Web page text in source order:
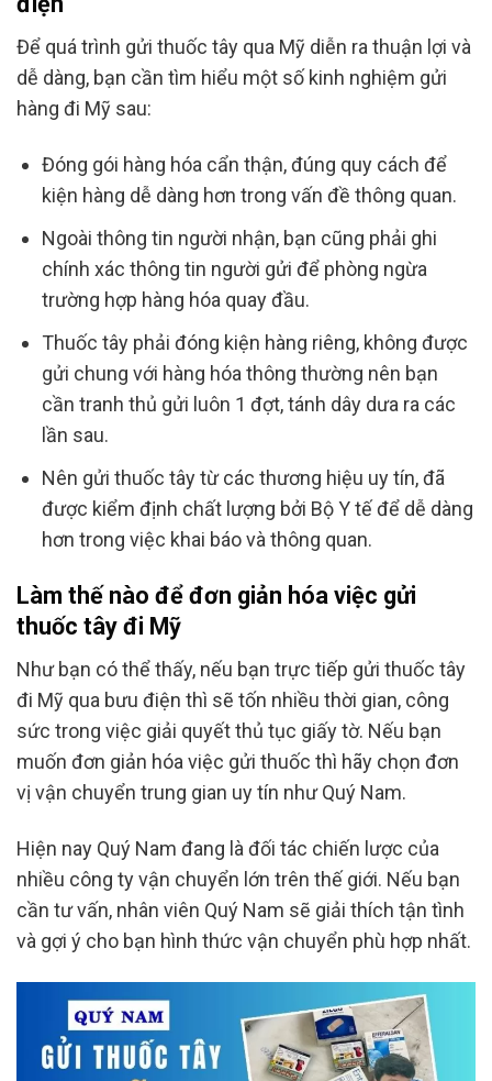
Để quá trình gửi thuốc tây qua Mỹ diễn ra thuận lợi và
dễ dàng, bạn cần tìm hiểu một số kinh nghiệm gửi
hàng đi Mỹ sau:
Đóng gói hàng hóa cẩn thận, đúng quy cách để
kiện hàng dễ dàng hơn trong vấn đề thông quan.
Ngoài thông tin người nhận, bạn cũng phải ghi
chính xác thông tin người gửi để phòng ngừa
trường hợp hàng hóa quay đầu.
Thuốc tây phải đóng kiện hàng riêng, không được
gửi chung với hàng hóa thông thường nên bạn
cần tranh thủ gửi luôn 1 đợt, tánh dây dưa ra các
lần sau.
Nên gửi thuốc tây từ các thương hiệu uy tín, đã
được kiểm định chất lượng bởi Bộ Y tế để dễ dàng
hơn trong việc khai báo và thông quan.
Làm thế nào để đơn giản hóa việc gửi
thuốc tây đi Mỹ
Như bạn có thể thấy, nếu bạn trực tiếp gửi thuốc tây
đi Mỹ qua bưu điện thì sẽ tốn nhiều thời gian, công
sức trong việc giải quyết thủ tục giấy tờ. Nếu bạn
muốn đơn giản hóa việc gửi thuốc thì hãy chọn đơn
vị vận chuyển trung gian uy tín như Quý Nam.
Hiện nay Quý Nam đang là đối tác chiến lược của
nhiều công ty vận chuyển lớn trên thế giới. Nếu bạn
cần tư vấn, nhân viên Quý Nam sẽ giải thích tận tình
và gợi ý cho bạn hình thức vận chuyển phù hợp nhất.